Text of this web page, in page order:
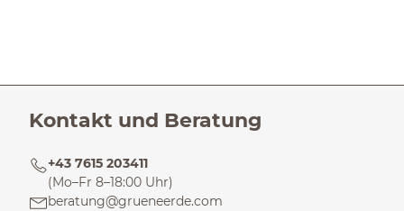
Kontakt und Beratung
+43 7615 203411
(Mo–Fr 8–18:00 Uhr)
beratung@grueneerde.com